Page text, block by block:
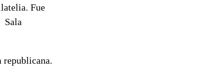
Fue
Sala
republicana.